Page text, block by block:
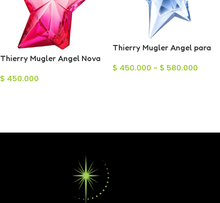
Thierry Mugler Angel Nova
100ml
$ 450.000
Thierry Mugler Angel para
$ 450.000 - $ 580.000